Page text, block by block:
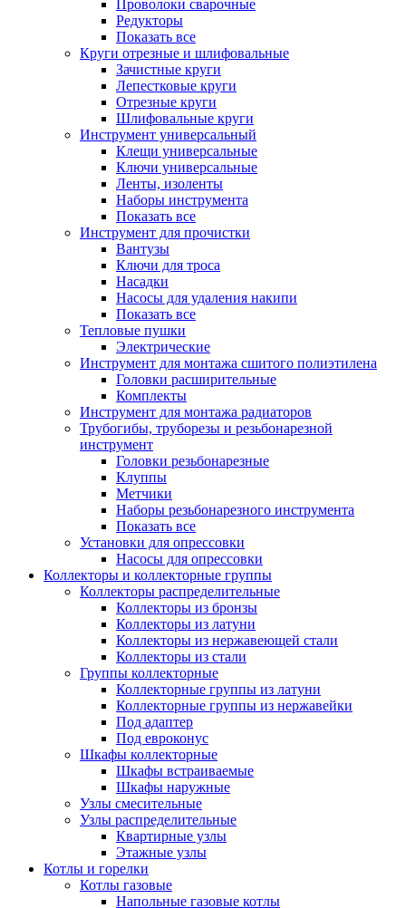
Проволоки сварочные
Редукторы
Показать все
Круги отрезные и шлифовальные
Зачистные круги
Лепестковые круги
Отрезные круги
Шлифовальные круги
Инструмент универсальный
Клещи универсальные
Ключи универсальные
Ленты, изоленты
Наборы инструмента
Показать все
Инструмент для прочистки
Вантузы
Ключи для троса
Насадки
Насосы для удаления накипи
Показать все
Тепловые пушки
Электрические
Инструмент для монтажа сшитого полиэтилена
Головки расширительные
Комплекты
Инструмент для монтажа радиаторов
Трубогибы, труборезы и резьбонарезной
инструмент
Головки резьбонарезные
Клуппы
Метчики
Наборы резьбонарезного инструмента
Показать все
Установки для опрессовки
Насосы для опрессовки
Коллекторы и коллекторные группы
Коллекторы распределительные
Коллекторы из бронзы
Коллекторы из латуни
Коллекторы из нержавеющей стали
Коллекторы из стали
Группы коллекторные
Коллекторные группы из латуни
Коллекторные группы из нержавейки
Под адаптер
Под евроконус
Шкафы коллекторные
Шкафы встраиваемые
Шкафы наружные
Узлы смесительные
Узлы распределительные
Квартирные узлы
Этажные узлы
Котлы и горелки
Котлы газовые
Напольные газовые котлы